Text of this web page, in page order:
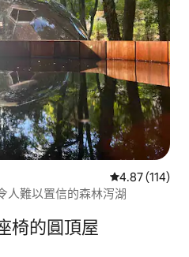
從 114 則評價
4.87 (114)
人難以置信的森林泻湖
椅的圓頂屋